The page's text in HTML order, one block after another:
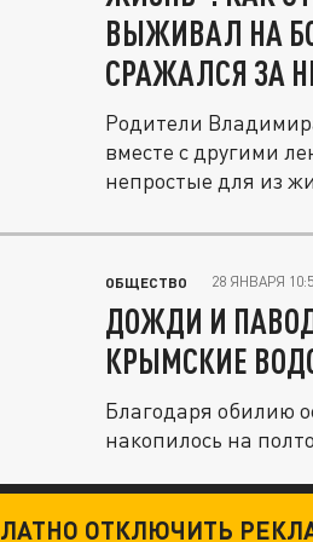
ВЫЖИВАЛ НА
СРАЖАЛСЯ ЗА
Родители
вместе с другими
непростые для из
ОБЩЕСТВО 28 ЯНВАРЯ
ДОЖДИ И
КРЫМСКИЕ
Благодаря обилию
накопилось на
ОТКЛЮЧИТЬ